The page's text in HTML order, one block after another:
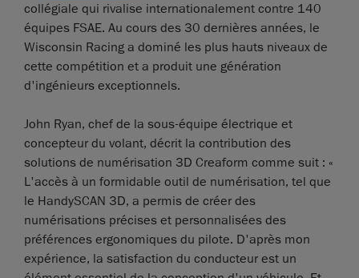
collégiale qui rivalise internationalement contre 140
équipes FSAE. Au cours des 30 dernières années, le
Wisconsin Racing a dominé les plus hauts niveaux de
cette compétition et a produit une génération
d'ingénieurs exceptionnels.
John Ryan, chef de la sous-équipe électrique et
concepteur du volant, décrit la contribution des
solutions de numérisation 3D Creaform comme suit : «
L'accès à un formidable outil de numérisation, tel que
le HandySCAN 3D, a permis de créer des
numérisations précises et personnalisées des
préférences ergonomiques du pilote. D'après mon
expérience, la satisfaction du conducteur est un